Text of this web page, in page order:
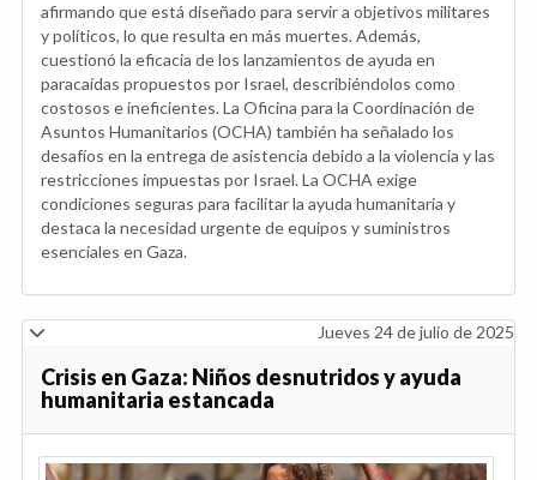
afirmando que está diseñado para servir a objetivos militares
y políticos, lo que resulta en más muertes. Además,
cuestionó la eficacia de los lanzamientos de ayuda en
paracaídas propuestos por Israel, describiéndolos como
costosos e ineficientes. La Oficina para la Coordinación de
Asuntos Humanitarios (OCHA) también ha señalado los
desafíos en la entrega de asistencia debido a la violencia y las
restricciones impuestas por Israel. La OCHA exige
condiciones seguras para facilitar la ayuda humanitaria y
destaca la necesidad urgente de equipos y suministros
esenciales en Gaza.
Jueves 24 de julio de 2025
Crisis en Gaza: Niños desnutridos y ayuda
humanitaria estancada